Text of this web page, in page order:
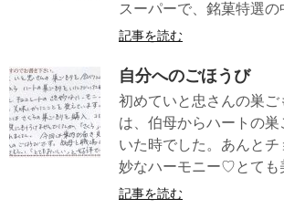
スーパーで、銘菓特選の
記事を読む
自分へのごほうび
初めていと忠さんの巣
は、伯母からハートの
いた時でした。あんとチ
妙なハーモニー♡とても
記事を読む